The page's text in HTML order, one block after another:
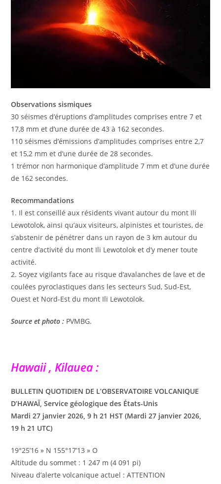
Observations sismiques
30 séismes d’éruptions d’amplitudes comprises entre 7 et
17,8 mm et d’une durée de 43 à 162 secondes.
110 séismes d’émissions d’amplitudes comprises entre 2,7
et 15,2 mm et d’une durée de 28 secondes.
1 trémor non harmonique d’amplitude 7 mm et d’une durée
de 162 secondes.
Recommandations
1. Il est conseillé aux résidents vivant autour du mont Ili
Lewotolok, ainsi qu’aux visiteurs, alpinistes et touristes, de
s’abstenir de pénétrer dans un rayon de 3 km autour du
centre d’activité du mont Ili Lewotolok et d’y mener toute
activité.
2. Soyez vigilants face au risque d’avalanches de lave et de
coulées pyroclastiques dans les secteurs Sud, Sud-Est,
Ouest et Nord-Est du mont Ili Lewotolok.
Source et photo : PVMBG.
Hawaii , Kilauea :
BULLETIN QUOTIDIEN DE L’OBSERVATOIRE VOLCANIQUE
D’HAWAÏ, Service géologique des États-Unis
Mardi 27 janvier 2026, 9 h 21 HST (Mardi 27 janvier 2026,
19 h 21 UTC)
19°25’16 » N 155°17’13 » O
Altitude du sommet : 1 247 m (4 091 pi)
Niveau d’alerte volcanique actuel : ATTENTION